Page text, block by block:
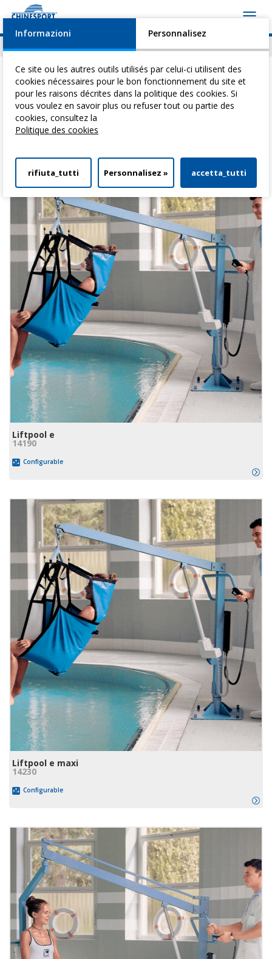
Actualités Evénements Video Download
Vous êtes ici: Leve-personne et transfert
> Leve-personnes
pour piscines
Liftpool e
14190
Configurable
Liftpool e maxi
14230
Configurable
Informazioni Personnalisez
Ce site ou les autres outils utilisés par celui-ci utilisent des
cookies nécessaires pour le bon fonctionnement du site et
pour les raisons décrites dans la politique des cookies. Si
vous voulez en savoir plus ou refuser tout ou partie des
cookies, consultez la
Politique des cookies
rifiuta_tutti Personnalisez » accetta_tutti